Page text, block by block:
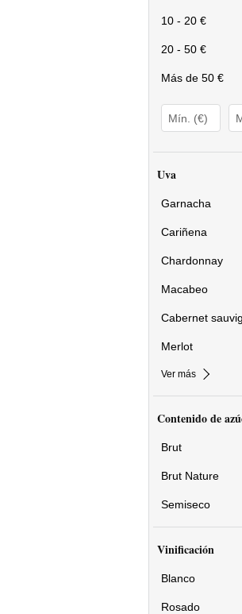
10 - 20 €
20 - 50 €
Más de 50 €
Uva
Garnacha
Cariñena
Chardonnay
Macabeo
Cabernet
Merlot
Ver más
Contenido de
Brut
Brut Nature
Semiseco
Vinificación
Blanco
Rosado